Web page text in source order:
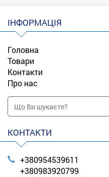
ІНФОРМАЦІЯ
Головна
Товари
Контакти
Про нас
КОНТАКТИ
+380954539611
+380983920799